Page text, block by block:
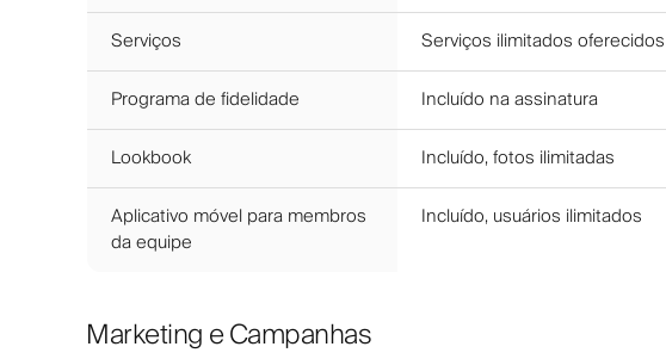
Serviços
Serviços ilimitados oferecidos
Programa de fidelidade
Incluído na assinatura
Lookbook
Incluído, fotos ilimitadas
Aplicativo móvel para membros
da equipe
Incluído, usuários ilimitados
Marketing e Campanhas